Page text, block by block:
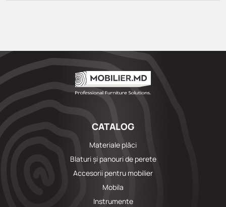
CATALOG
Materiale plăci
Blaturi și panouri de perete
Accesorii pentru mobilier
Mobila
Instrumente